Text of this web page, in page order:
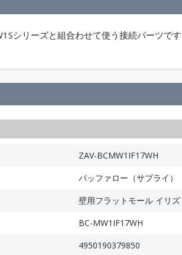
シリーズと組合わせて使う接続パーツで
ZAV-BCMW1IF17WH
バッファロー（サプライ）
壁用フラットモール イリ
BC-MW1IF17WH
4950190379850